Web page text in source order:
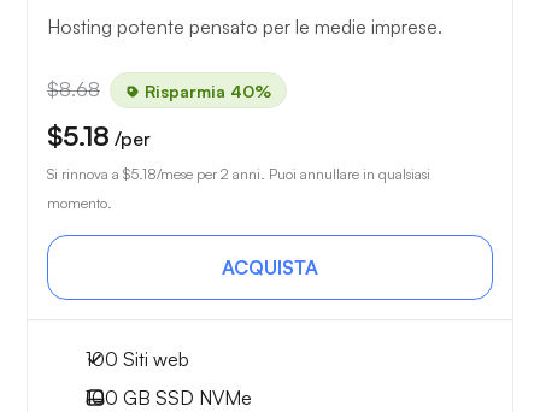
Hosting potente pensato per le medie imprese.
$8.68 Risparmia 40%
$5.18 /per
Si rinnova a $5.18/mese per 2 anni. Puoi annullare in qualsiasi
momento.
ACQUISTA
100 Siti web
100 GB SSD NVMe